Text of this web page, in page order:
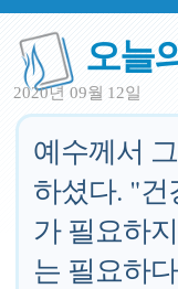
오늘
2020년 09월 12일
예수께서
하셨다. "
가 필요하
는 필요하